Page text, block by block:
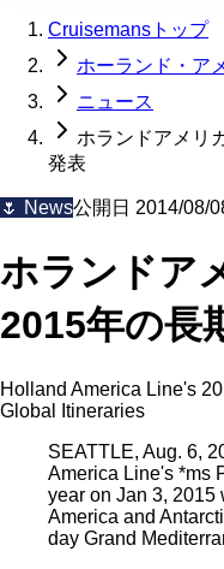
Cruisemansトップ
ホーランド・ア
ニュース
ホランドアメリ
発表
🌷 News公開日 2014/08/
ホランドア
2015年の長
Holland America Line's
Global Itineraries
SEATTLE, Aug. 6,
America Line's *ms
year on Jan 3, 2015
America and
day Grand